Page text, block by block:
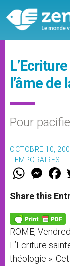
l’âme de
Pour
OCTOBRE 10,
TEMPORAIRES
W
t
s
p
p
M
e
s
e
g
e
r
F
a
e
b
o
k
Share this
ROME,
L’Ecriture
théologie ».